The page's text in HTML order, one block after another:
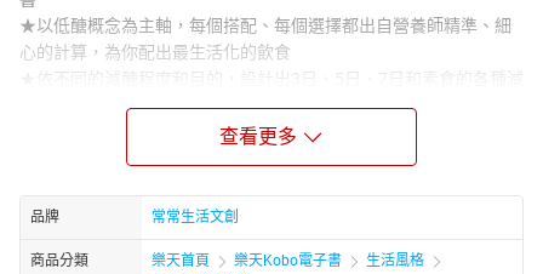
★以低醣概念為主軸，每個搭配、每個選擇都出自營養師精準、細
心的計算，為你配出最生活化的飲食
★依不同的減醣程度和目的，設計出3日、5日、7日和素食的各種減
減醣已是當今健康飲食的顯學，減少體脂肪、增加肌肉、穩定血
糖、改善疲勞……都是它帶來的好處，然而該怎麼吃、怎麼減，如何
減得正確又容易執行，卻需要專業又具公信力的營養師來協助。
這本書是以低醣概念為主軸，但最重要的是實際應用，每個搭配、
每個選擇都出自營養師精準、細心的計算，為讀者配出最生活化的
查看更多
品牌 常常生活文創
商品分類 樂天首頁 樂天Kobo電子書
生活風格